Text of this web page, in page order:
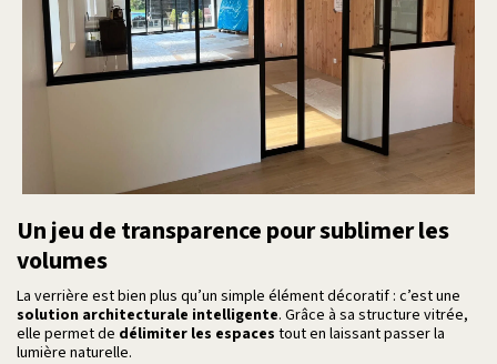
Un jeu de transparence pour sublimer les
volumes
La verrière est bien plus qu’un simple élément décoratif : c’est une
solution architecturale intelligente. Grâce à sa structure vitrée,
elle permet de délimiter les espaces tout en laissant passer la
lumière naturelle.